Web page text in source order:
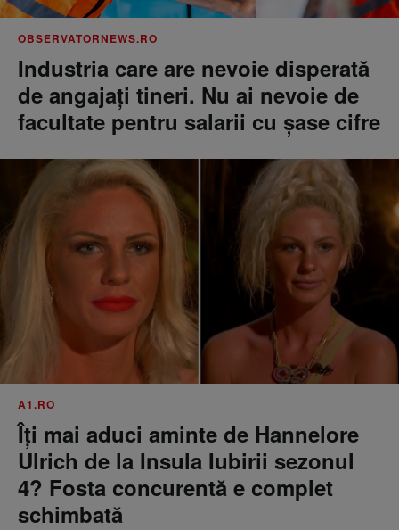
OBSERVATORNEWS.RO
Industria care are nevoie disperată
de angajaţi tineri. Nu ai nevoie de
facultate pentru salarii cu şase cifre
A1.RO
Îți mai aduci aminte de Hannelore
Ulrich de la Insula Iubirii sezonul
4? Fosta concurentă e complet
schimbată